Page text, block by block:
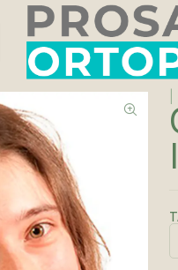
Este es el texto del